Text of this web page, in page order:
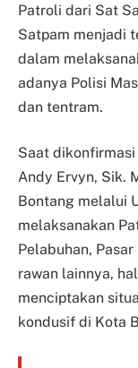
Patroli dari Sat
Satpam menjadi
dalam
adanya Polisi
dan tentram.
Saat
Andy Ervyn, Sik.
Bontang melalui
melaksanakan
Pelabuhan,
rawan lainnya,
menciptakan
kondusif di Kota